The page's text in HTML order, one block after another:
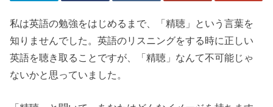
私は英語の勉強をはじめるまで、「精聴」という言葉を
知りませんでした。英語のリスニングをする時に正しい
英語を聴き取ることですが、「精聴」なんて不可能じゃ
ないかと思っていました。